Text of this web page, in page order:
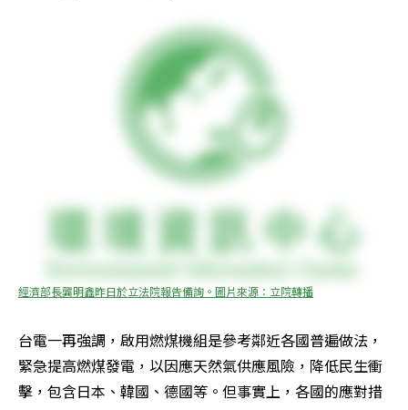
經濟部長龔明鑫昨日於立法院報告備詢。圖片來源：立院轉播
台電一再強調，啟用燃煤機組是參考鄰近各國普遍做法，
緊急提高燃煤發電，以因應天然氣供應風險，降低民生衝
擊，包含日本、韓國、德國等。但事實上，各國的應對措